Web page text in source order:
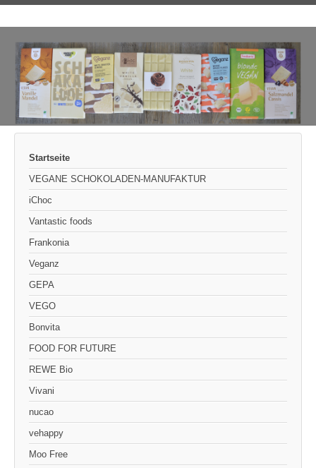
Startseite
VEGANE SCHOKOLADEN-MANUFAKTUR
iChoc
Vantastic foods
Frankonia
Veganz
GEPA
VEGO
Bonvita
FOOD FOR FUTURE
REWE Bio
Vivani
nucao
vehappy
Moo Free